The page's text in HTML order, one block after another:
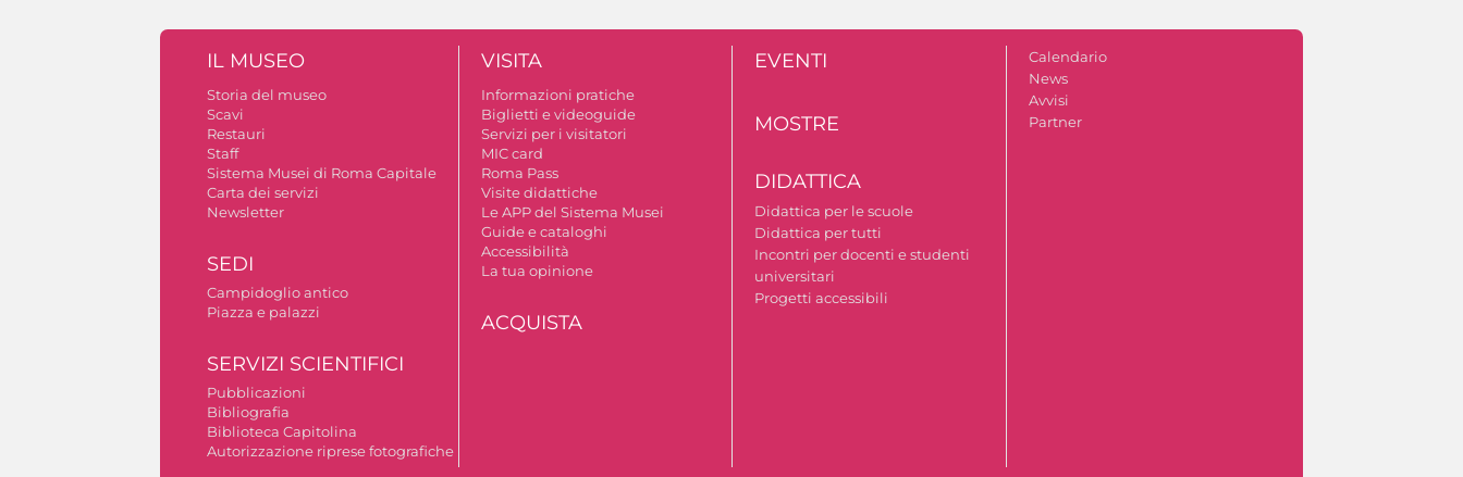
IL MUSEO
Storia del museo
Scavi
Restauri
Staff
Sistema Musei di Roma Capitale
Carta dei servizi
Newsletter
SEDI
Campidoglio antico
Piazza e palazzi
SERVIZI SCIENTIFICI
Pubblicazioni
Bibliografia
Biblioteca Capitolina
Autorizzazione riprese fotografiche
VISITA
Informazioni pratiche
Biglietti e videoguide
Servizi per i visitatori
MIC card
Roma Pass
Visite didattiche
Le APP del Sistema Musei
Guide e cataloghi
Accessibilità
La tua opinione
ACQUISTA
EVENTI
MOSTRE
DIDATTICA
Didattica per le scuole
Didattica per tutti
Incontri per docenti e studenti
universitari
Progetti accessibili
Calendario
News
Avvisi
Partner